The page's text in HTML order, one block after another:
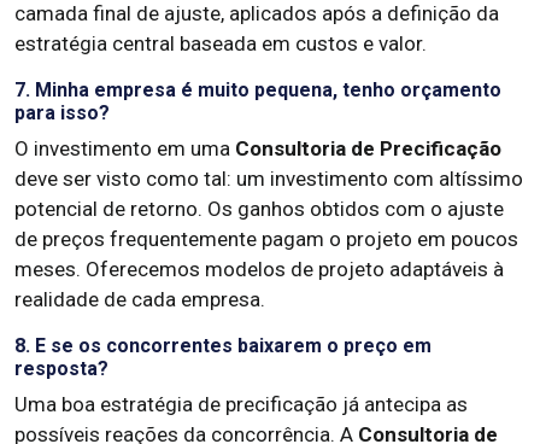
camada final de ajuste, aplicados após a definição da
estratégia central baseada em custos e valor.
7. Minha empresa é muito pequena, tenho orçamento
para isso?
O investimento em uma Consultoria de Precificação
deve ser visto como tal: um investimento com altíssimo
potencial de retorno. Os ganhos obtidos com o ajuste
de preços frequentemente pagam o projeto em poucos
meses. Oferecemos modelos de projeto adaptáveis à
realidade de cada empresa.
8. E se os concorrentes baixarem o preço em
resposta?
Uma boa estratégia de precificação já antecipa as
possíveis reações da concorrência. A Consultoria de